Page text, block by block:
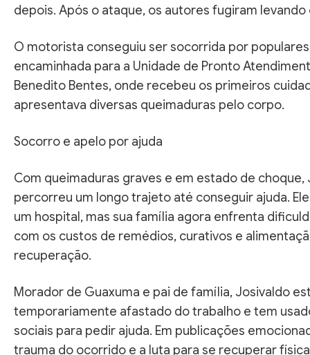
depois. Após o ataque, os autores fugiram
O motorista conseguiu ser socorrida por
encaminhada para a Unidade de Pronto
Benedito Bentes, onde recebeu os primeiros
apresentava diversas queimaduras pelo corpo.
Socorro e apelo por ajuda
Com queimaduras graves e em estado de choque,
percorreu um longo trajeto até conseguir ajuda.
um hospital, mas sua família agora enfrenta
com os custos de remédios, curativos e
recuperação.
Morador de Guaxuma e pai de família, Josivaldo
temporariamente afastado do trabalho e tem
sociais para pedir ajuda. Em publicações
trauma do ocorrido e a luta para se recuperar